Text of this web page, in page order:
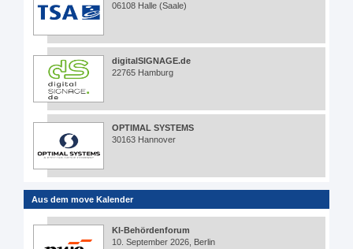
06108 Halle (Saale)
digitalSIGNAGE.de
22765 Hamburg
OPTIMAL SYSTEMS
30163 Hannover
Aus dem move Kalender
KI-Behördenforum
10. September 2026, Berlin